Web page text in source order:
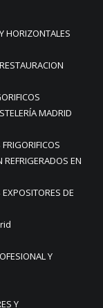
HORIZONTALES
MADRID
EN
DE
Y
Y